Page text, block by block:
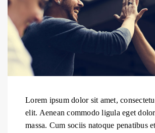
Lorem ipsum dolor sit amet,
elit. Aenean commodo ligula eget
massa. Cum sociis natoque penatibus